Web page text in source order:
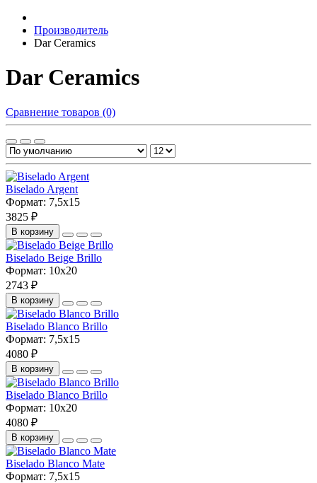
Производитель
Dar Ceramics
Dar Ceramics
Сравнение товаров (0)
Biselado Argent
Формат: 7,5x15
3825 ₽
В корзину
Biselado Beige Brillo
Формат: 10x20
2743 ₽
В корзину
Biselado Blanco Brillo
Формат: 7,5x15
4080 ₽
В корзину
Biselado Blanco Brillo
Формат: 10x20
4080 ₽
В корзину
Biselado Blanco Mate
Формат: 7,5x15